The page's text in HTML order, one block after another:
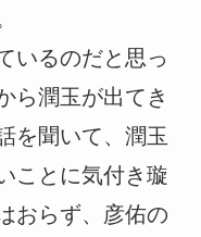
いるのだと思っ
ら潤玉が出てき
を聞いて、潤玉
ことに気付き璇
おらず、彦佑の